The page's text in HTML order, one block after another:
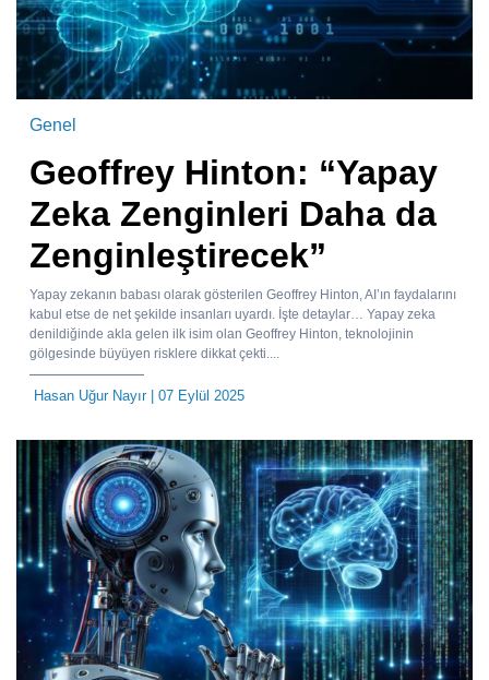
Genel
Geoffrey Hinton: “Yapay
Zeka Zenginleri Daha da
Zenginleştirecek”
Yapay zekanın babası olarak gösterilen Geoffrey Hinton, AI’ın faydalarını
kabul etse de net şekilde insanları uyardı. İşte detaylar… Yapay zeka
denildiğinde akla gelen ilk isim olan Geoffrey Hinton, teknolojinin
gölgesinde büyüyen risklere dikkat çekti....
Hasan Uğur Nayır| 07 Eylül 2025